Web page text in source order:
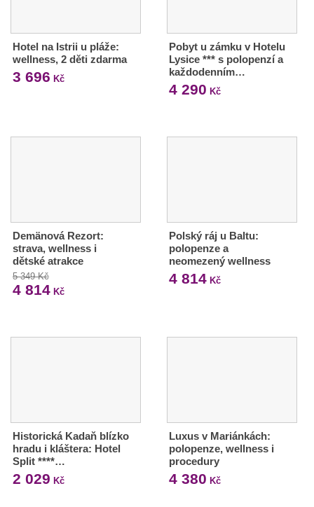
Hotel na Istrii u pláže:
wellness, 2 děti zdarma
3 696 Kč
Pobyt u zámku v Hotelu
Lysice *** s polopenzí a
každodenním…
4 290 Kč
Demänová Rezort:
strava, wellness i
dětské atrakce
5 349 Kč
4 814 Kč
Polský ráj u Baltu:
polopenze a
neomezený wellness
4 814Kč
Historická Kadaň blízko
hradu i kláštera: Hotel
Split ****…
2 029 Kč
Luxus v Mariánkách:
polopenze, wellness i
procedury
4 380 Kč